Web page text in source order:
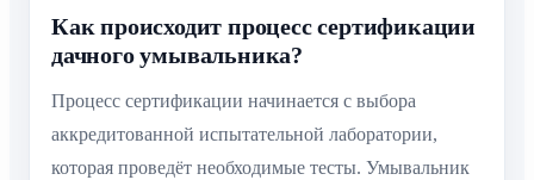
Как происходит процесс сертификации
дачного умывальника?
Процесс сертификации начинается с выбора
аккредитованной испытательной лаборатории,
которая проведёт необходимые тесты. Умывальник